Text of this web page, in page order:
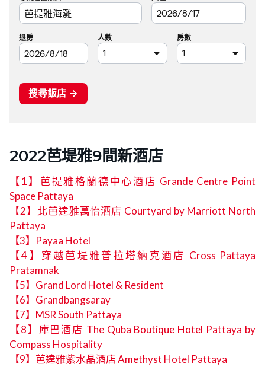
2022芭堤雅9間新酒店
【1】芭提雅格蘭德中心酒店 Grande Centre Point
Space Pattaya
【2】北芭達雅萬怡酒店 Courtyard by Marriott North
Pattaya
【3】Payaa Hotel
【4】穿越芭堤雅普拉塔納克酒店 Cross Pattaya
Pratamnak
【5】Grand Lord Hotel & Resident
【6】Grandbangsaray
【7】MSR South Pattaya
【8】庫巴酒店 The Quba Boutique Hotel Pattaya by
Compass Hospitality
【9】芭達雅紫水晶酒店 Amethyst Hotel Pattaya